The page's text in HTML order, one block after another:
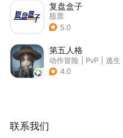
复盘盒子
股票
5.0
第五人格
动作冒险 PvP
逃生
| 非对称竞技
4.0
联系我们